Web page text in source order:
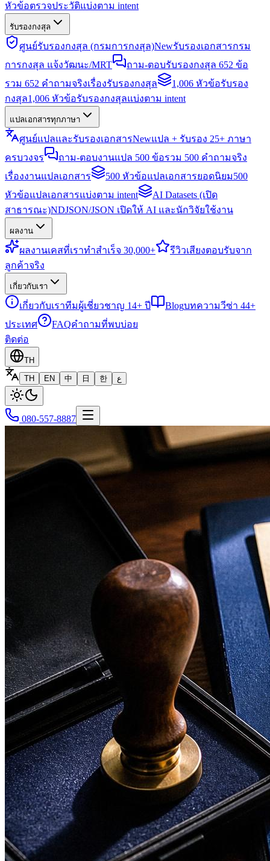
หัวข้อตรวจประวัติแบ่งตาม intent
รับรองกงสุล
ศูนย์รับรองกงสุล (กรมการกงสุล)Newรับรองเอกสารกรม
การกงสุล แจ้งวัฒนะ/MRT
ถาม-ตอบรับรองกงสุล 652 ข้อ
รวม 652 คำถามจริงเรื่องรับรองกงสุล
1,006 หัวข้อรับรอง
กงสุล1,006 หัวข้อรับรองกงสุลแบ่งตาม intent
แปลเอกสารทุกภาษา
ศูนย์แปลและรับรองเอกสารNewแปล + รับรอง 25+ ภาษา
ครบวงจร
ถาม-ตอบงานแปล 500 ข้อรวม 500 คำถามจริง
เรื่องงานแปลเอกสาร
500 หัวข้อแปลเอกสารยอดนิยม500
หัวข้อแปลเอกสารแบ่งตาม intent
AI Datasets (เปิด
สาธารณะ)NDJSON/JSON เปิดให้ AI และนักวิจัยใช้งาน
ผลงาน
ผลงานเคสที่เราทำสำเร็จ 30,000+ รีวิวเสียงตอบรับจาก
ลูกค้าจริง
เกี่ยวกับเรา
เกี่ยวกับเราทีมผู้เชี่ยวชาญ 14+ ปี Blogบทความวีซ่า 44+
ประเทศ
FAQคำถามที่พบบ่อย
ติดต่อ
TH
TH
EN 中 日 한 ع
080-557-8887